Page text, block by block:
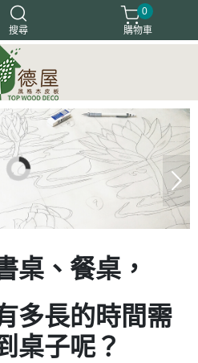
搜尋
天然木皮板
客戶好評
0
購物車
桌、餐桌，
多長的時間需
桌子呢？